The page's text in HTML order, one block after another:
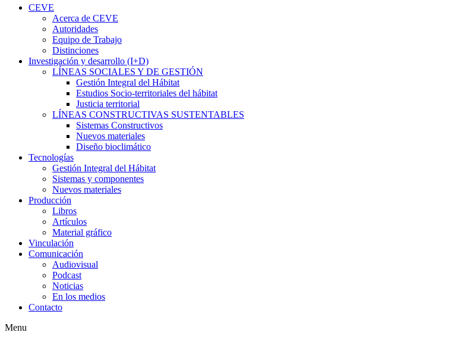
CEVE
Acerca de CEVE
Autoridades
Equipo de Trabajo
Distinciones
Investigación y desarrollo (I+D)
LÍNEAS SOCIALES Y DE GESTIÓN
Gestión Integral del Hábitat
Estudios Socio-territoriales del hábitat
Justicia territorial
LÍNEAS CONSTRUCTIVAS SUSTENTABLES
Sistemas Constructivos
Nuevos materiales
Diseño bioclimático
Tecnologías
Gestión Integral del Hábitat
Sistemas y componentes
Nuevos materiales
Producción
Libros
Artículos
Material gráfico
Vinculación
Comunicación
Audiovisual
Podcast
Noticias
En los medios
Contacto
Menu